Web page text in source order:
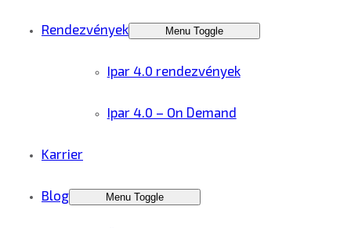
Rendezvények Menu Toggle
Ipar 4.0 rendezvények
Ipar 4.0 – On Demand
Karrier
Blog Menu Toggle